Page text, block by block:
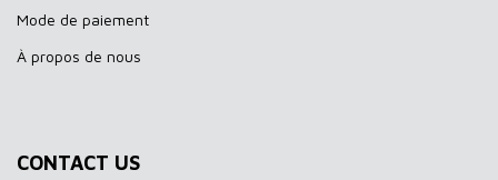
Mode de paiement
À propos de nous
CONTACT US